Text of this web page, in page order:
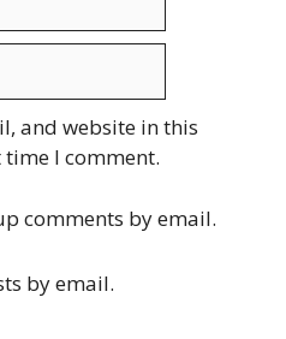
and website in this
I comment.
comments by email.
by email.